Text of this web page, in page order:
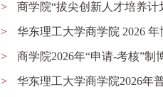
> 商学院“拔尖创新人才培养计
> 华东理工大学商学院 2026
> 商学院2026年“申请-考核”制
> 华东理工大学商学院2026年